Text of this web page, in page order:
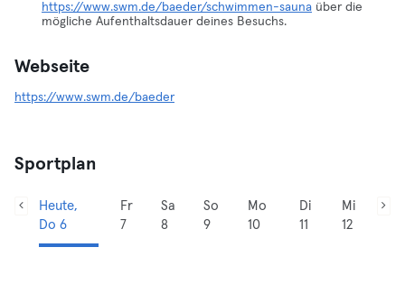
https://www.swm.de/baeder/schwimmen-sauna über die
mögliche Aufenthaltsdauer deines Besuchs.
Webseite
https://www.swm.de/baeder
Sportplan
Heute,
Do 6
Fr
7
Sa
8
So
9
Mo
10
Di
11
Mi
12